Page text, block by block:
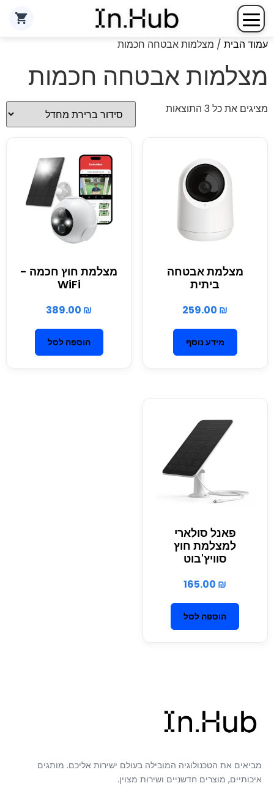
עמוד הבית / מצלמות אבטחה חכמות
מצלמות אבטחה חכמות
מציגים את כל ⁦3⁩ התוצאות
מצלמת אבטחה
ביתית
259.00 ₪
מידע נוסף
מצלמת חוץ חכמה -
WiFi
389.00 ₪
הוספה לסל
פאנל סולארי
למצלמת חוץ
סוויץ'בוט
165.00 ₪
הוספה לסל
מביאים את הטכנולוגיה המובילה בעולם ישירות אליכם. מותגים
איכותיים, מוצרים חדשניים ושירות מצוין.